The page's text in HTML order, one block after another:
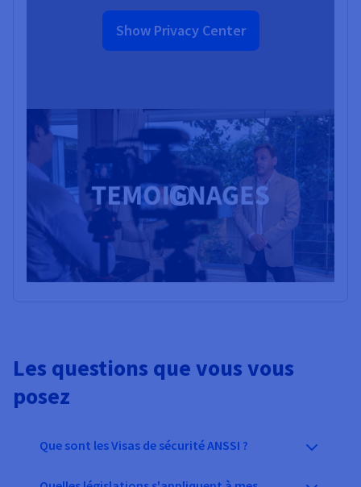
Show Privacy Center
Les questions que vous vous
posez
Que sont les Visas de sécurité ANSSI ?